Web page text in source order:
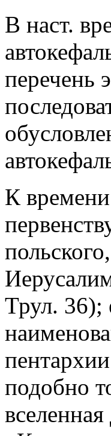
В наст.
перечень
К
Трул. 36);
подобно